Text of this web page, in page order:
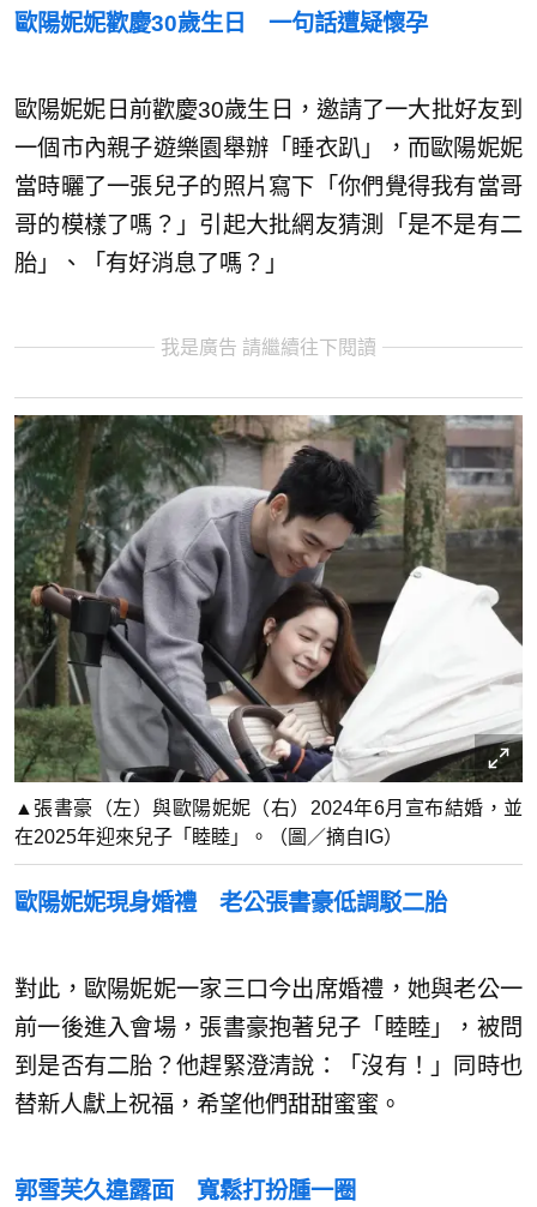
歐陽妮妮歡慶30歲生日 一句話遭疑懷孕
歐陽妮妮日前歡慶30歲生日，邀請了一大批好友到
一個市內親子遊樂園舉辦「睡衣趴」，而歐陽妮妮
當時曬了一張兒子的照片寫下「你們覺得我有當哥
哥的模樣了嗎？」引起大批網友猜測「是不是有二
胎」、「有好消息了嗎？」
我是廣告 請繼續往下閱讀
▲張書豪（左）與歐陽妮妮（右）2024年6月宣布結婚，並
在2025年迎來兒子「睦睦」。（圖／摘自IG）
歐陽妮妮現身婚禮 老公張書豪低調駁二胎
對此，歐陽妮妮一家三口今出席婚禮，她與老公一
前一後進入會場，張書豪抱著兒子「睦睦」，被問
到是否有二胎？他趕緊澄清說：「沒有！」同時也
替新人獻上祝福，希望他們甜甜蜜蜜。
郭雪芙久違露面 寬鬆打扮腫一圈